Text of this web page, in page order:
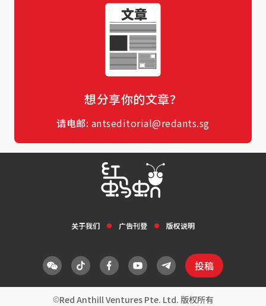
想分享你的文章？
请电邮: antseditorial@redants.sg
关于我们 广告刊登 版权说明
投稿
Red Anthill Ventures Pte. Ltd. 版权所有